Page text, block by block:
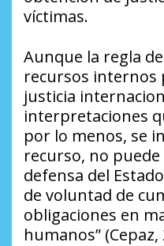
víctimas.
Aunque la regla
recursos internos
justicia
interpretaciones
por lo menos, se
recurso, no
defensa del
de voluntad de
obligaciones en
humanos” (Cepaz,